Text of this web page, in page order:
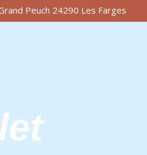
Peuch 24290 Les Farges